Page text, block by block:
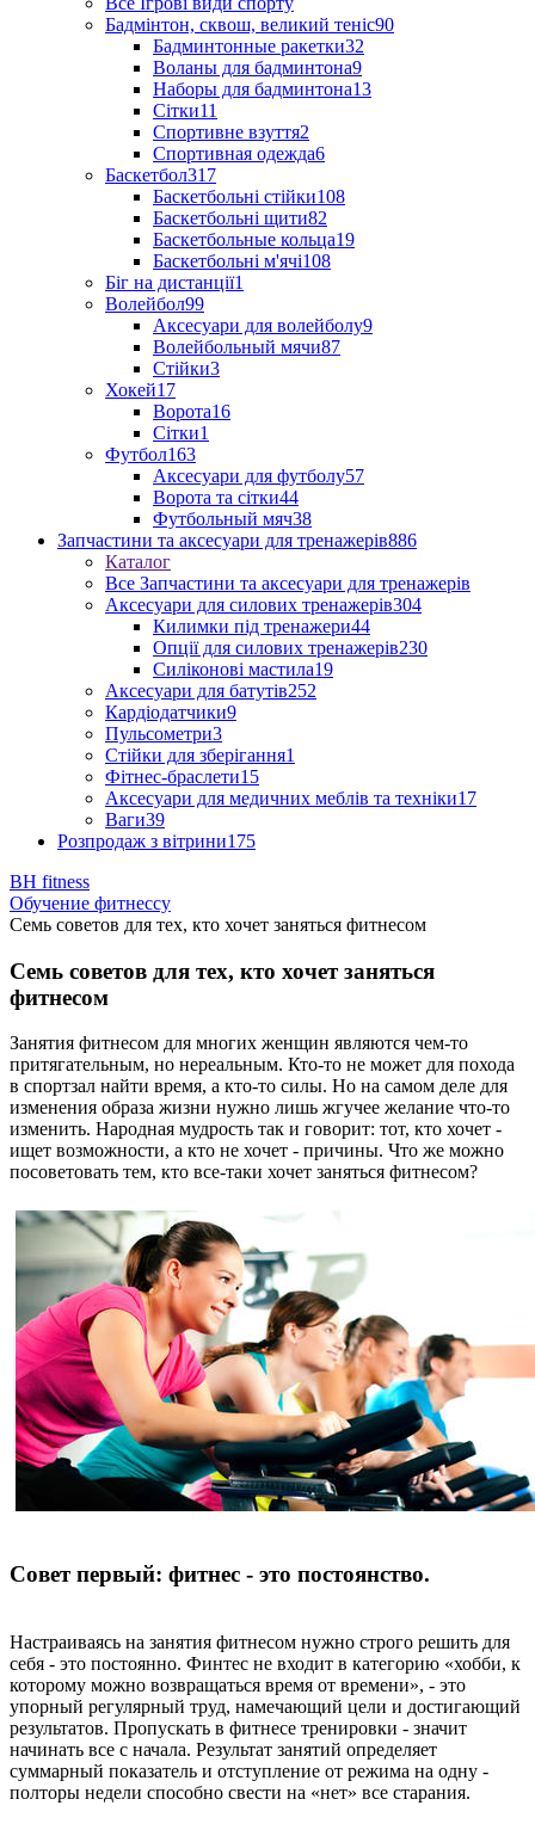
Бадмінтон, сквош, великий теніс90
Бадминтонные ракетки32
Воланы для бадминтона9
Наборы для бадминтона13
Сітки11
Спортивне взуття2
Спортивная одежда6
Баскетбол317
Баскетбольні стійки108
Баскетбольні щити82
Баскетбольные кольца19
Баскетбольні м'ячі108
Біг на дистанції1
Волейбол99
Аксесуари для волейболу9
Волейбольный мячи87
Стійки3
Хокей17
Ворота16
Сітки1
Футбол163
Аксесуари для футболу57
Ворота та сітки44
Футбольный мяч38
Запчастини та аксесуари для тренажерів886
Каталог
Все Запчастини та аксесуари для тренажерів
Аксесуари для силових тренажерів304
Килимки під тренажери44
Опції для силових тренажерів230
Силіконові мастила19
Аксесуари для батутів252
Кардіодатчики9
Пульсометри3
Стійки для зберігання1
Фітнес-браслети15
Аксесуари для медичних меблів та техніки17
Ваги39
Розпродаж з вітрини175
BH fitness
Обучение фитнессу
Семь советов для тех, кто хочет заняться фитнесом
Семь советов для тех, кто хочет заняться
фитнесом
Занятия фитнесом для многих женщин являются чем-то
притягательным, но нереальным. Кто-то не может для похода
в спортзал найти время, а кто-то силы. Но на самом деле для
изменения образа жизни нужно лишь жгучее желание что-то
изменить. Народная мудрость так и говорит: тот, кто хочет -
ищет возможности, а кто не хочет - причины. Что же можно
посоветовать тем, кто все-таки хочет заняться фитнесом?
Совет первый: фитнес - это постоянство.
Настраиваясь на занятия фитнесом нужно строго решить для
себя - это постоянно. Финтес не входит в категорию «хобби, к
которому можно возвращаться время от времени», - это
упорный регулярный труд, намечающий цели и достигающий
результатов. Пропускать в фитнесе тренировки - значит
начинать все с начала. Результат занятий определяет
суммарный показатель и отступление от режима на одну -
полторы недели способно свести на «нет» все старания.